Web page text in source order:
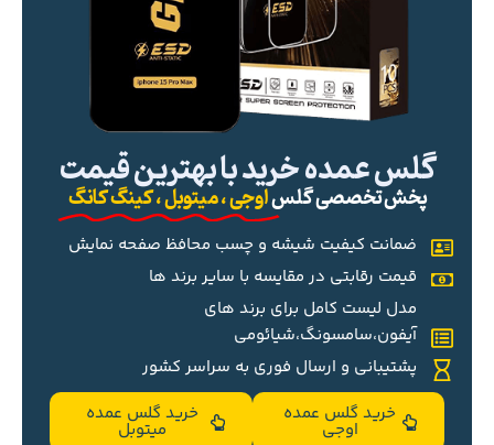
گلس عمده خرید با بهترین قیمت
پخش تخصصی گلساوجی ، میتوبل ، کینگ کانگ
ضمانت کیفیت شیشه و چسب محافظ صفحه نمایش
قیمت رقابتی در مقایسه با سایر برند ها
مدل لیست کامل برای برند های
آیفون،سامسونگ،شیائومی
پشتیبانی و ارسال فوری به سراسر کشور
خرید گلس عمده
اوجی
خرید گلس عمده
میتوبل